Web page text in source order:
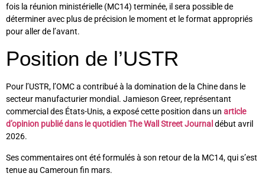
fois la réunion ministérielle (MC14) terminée, il sera possible de
déterminer avec plus de précision le moment et le format appropriés
pour aller de l’avant.
Position de l’USTR
Pour l’USTR, l’OMC a contribué à la domination de la Chine dans le
secteur manufacturier mondial. Jamieson Greer, représentant
commercial des États-Unis, a exposé cette position dans un article
d’opinion publié dans le quotidien The Wall Street Journal début avril
2026.
Ses commentaires ont été formulés à son retour de la MC14, qui s’est
tenue au Cameroun fin mars.